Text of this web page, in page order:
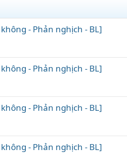
- Phản nghịch - BL]
- Phản nghịch - BL]
- Phản nghịch - BL]
- Phản nghịch - BL]